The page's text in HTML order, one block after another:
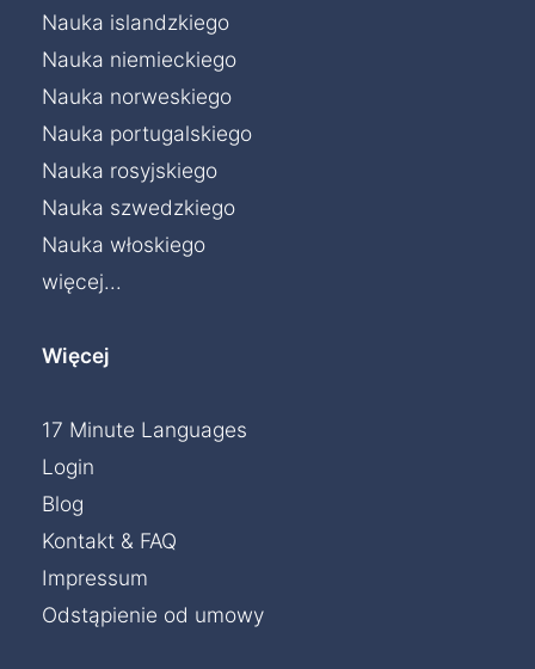
Nauka islandzkiego
Nauka niemieckiego
Nauka norweskiego
Nauka portugalskiego
Nauka rosyjskiego
Nauka szwedzkiego
Nauka włoskiego
więcej...
Więcej
17 Minute Languages
Login
Blog
Kontakt & FAQ
Impressum
Odstąpienie od umowy